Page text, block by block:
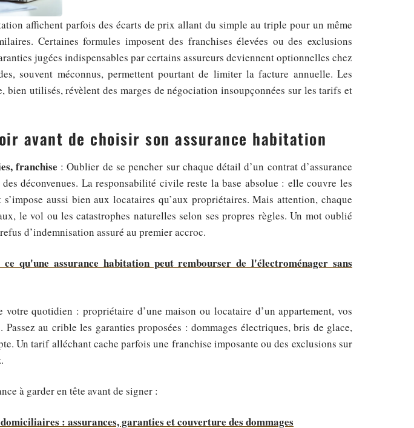
affichent parfois des écarts de prix allant du simple au triple pour un même
Certaines formules imposent des franchises élevées ou des exclusions
jugées indispensables par certains assureurs deviennent optionnelles chez
souvent méconnus, permettent pourtant de limiter la facture annuelle. Les
bien utilisés, révèlent des marges de négociation insoupçonnées sur les tarifs et
avant de choisir son assurance habitation
franchise : Oublier de se pencher sur chaque détail d’un contrat d’assurance
déconvenues. La responsabilité civile reste la base absolue : elle couvre les
s’impose aussi bien aux locataires qu’aux propriétaires. Mais attention, chaque
le vol ou les catastrophes naturelles selon ses propres règles. Un mot oublié
d’indemnisation assuré au premier accroc.
ce qu'une assurance habitation peut rembourser de l'électroménager sans
votre quotidien : propriétaire d’une maison ou locataire d’un appartement, vos
Passez au crible les garanties proposées : dommages électriques, bris de glace,
Un tarif alléchant cache parfois une franchise imposante ou des exclusions sur
à garder en tête avant de signer :
: assurances, garanties et couverture des dommages